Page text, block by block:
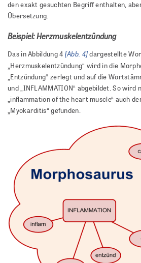
den exakt gesuchten Begriff enthalten,
Übersetzung.
Beispiel: Herzmuskelentzündung
Das in Abbildung 4 [Abb. 4]dargestellte
„Herzmuskelentzündung“ wird in die
„Entzündung“ zerlegt und auf die
und „INFLAMMATION“ abgebildet. So wird
„inflammation of the heart muscle“ auch
„Myokarditis“ gefunden.